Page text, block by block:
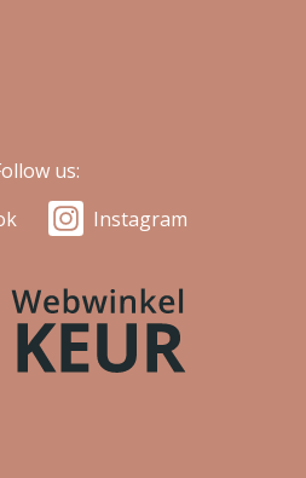
us:
Instagram